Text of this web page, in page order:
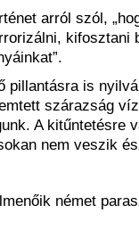
arról szól,
kifosztani
pillantásra is
szárazság
A kitűntetésre
nem veszik
német